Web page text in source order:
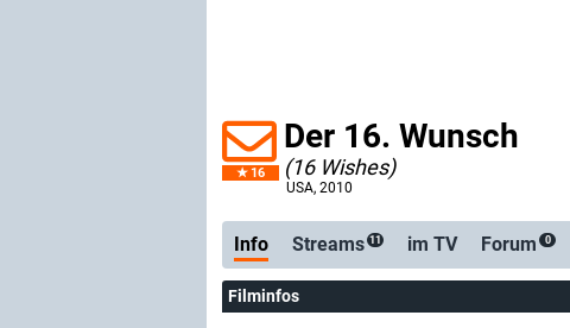
16
Der 16. Wunsch
(16 Wishes)
USA, 2010
Info Streams 11 im TV Forum 0
Filminfos